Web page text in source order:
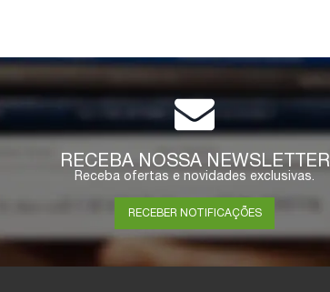
RECEBA NOSSA NEWSLETTER
Receba ofertas e novidades exclusivas.
RECEBER NOTIFICAÇÕES